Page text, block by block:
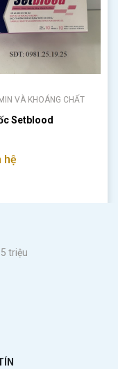
VÀ KHOÁNG CHẤT
Setblood
hệ
triệu